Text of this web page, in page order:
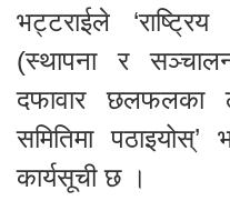
भट्टराईले ‘राष्ट्रिय
(स्थापना र
दफावार छलफलका
समितिमा
कार्यसूची छ ।